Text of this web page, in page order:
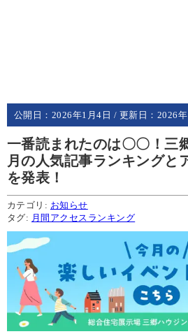
公開日： 2026年1月4日 / 更新日： 2026
一番読まれたのは〇〇！三
月の人気記事ランキングと
を発表！
カテゴリ: お知らせ
タグ: 月間アクセスランキング